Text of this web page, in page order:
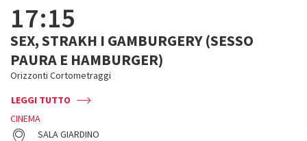
17:15
SEX, STRAKH I GAMBURGERY (SESSO
PAURA E HAMBURGER)
Orizzonti Cortometraggi
LEGGI TUTTO
CINEMA
SALA GIARDINO